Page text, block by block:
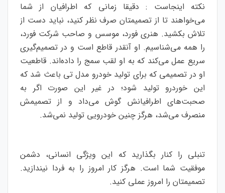
نکته اینجاست : دقیقا زمانی که اطرافیان از شما
می‌خواهند تا از تصمیمتان صرف نظر کنید، نباید دست از
تلاش بکشید. هنری فورد، موسس و صاحب شرکت فورد،
را همه می‌شناسیم. او آنقدر قاطع است و در تصمیم‌گیری
سریع عمل می‌کند که به او لقب سمج را داده‌اند. قاطعیت
او در تصمیمی که برای تولید خودرو مدل تی باعث شد که
این خوردرو تولید شود؛ در غیر این صورت اگر به
صحبت‌های اطرافیانش گوش می‌داد و از تصمیمش
منصرف می‌شد، هرگز چنین خودرویی تولید نمی‌شد.
تنبلی را کنار بگذارید که این ویژگی انسانی، دشمن
موفقیت شما است. هرگز کار امروز را به فردا نیندازید.
تصمیمتان را امروز عملی کنید.